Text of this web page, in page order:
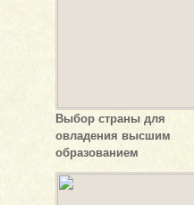
Выбор страны для
овладения высшим
образованием